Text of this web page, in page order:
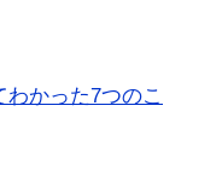
わかった7つのこ